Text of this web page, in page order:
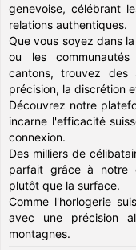
genevoise, célébrant
relations authentiques.
Que vous soyez dans
ou les
cantons, trouvez des
précision, la discrétion
Découvrez notre
incarne l'efficacité
connexion.
Des milliers de
parfait grâce à notre
plutôt que la surface.
Comme l'horlogerie
avec une précision
montagnes.